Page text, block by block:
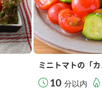
ミニトマトの「
10 分以内